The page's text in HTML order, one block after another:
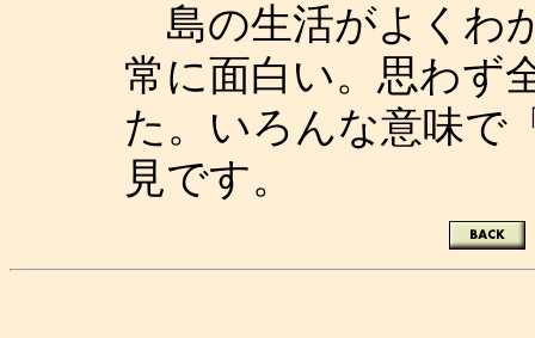
島の生活がよくわ
常に面白い。思わず
た。いろんな意味で
見です。